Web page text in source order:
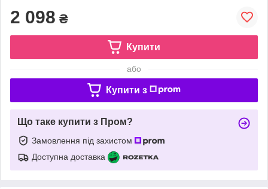
2 098 ₴
Купити
або
Купити з
Що таке купити з Пром?
Замовлення під захистом
Доступна доставка